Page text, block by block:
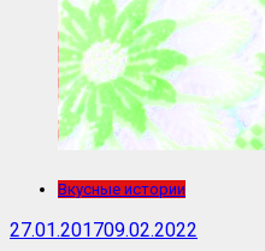
Вкусные истории
27.01.201709.02.2022